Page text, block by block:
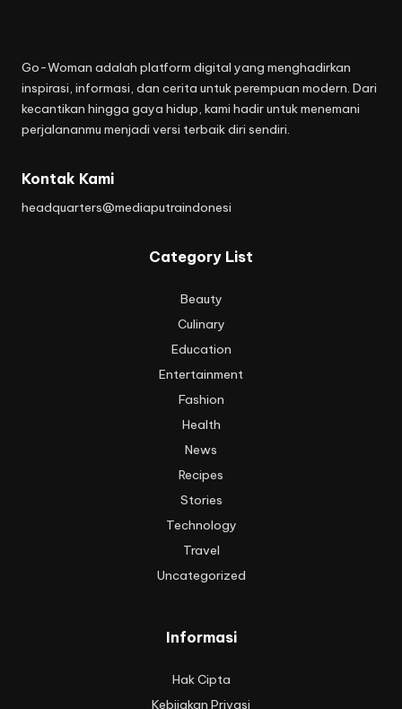
Go-Woman adalah platform digital yang menghadirkan
inspirasi, informasi, dan cerita untuk perempuan modern. Dari
kecantikan hingga gaya hidup, kami hadir untuk menemani
perjalananmu menjadi versi terbaik diri sendiri.
Kontak Kami
headquarters@mediaputraindonesi
Category List
Beauty
Culinary
Education
Entertainment
Fashion
Health
News
Recipes
Stories
Technology
Travel
Uncategorized
Informasi
Hak Cipta
Kebijakan Privasi